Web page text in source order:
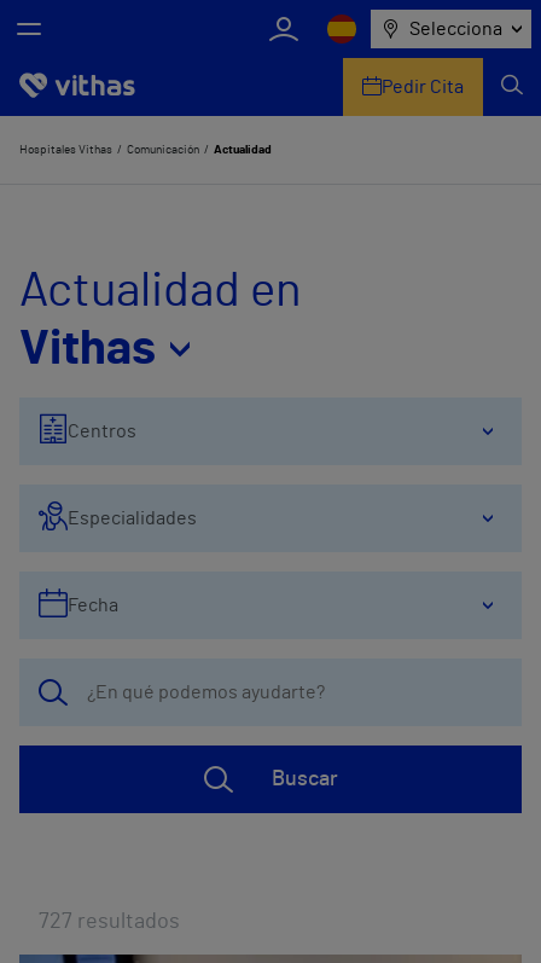
Selecciona
Nosotros
Comunicación
Pedir Cita
Hospitales Vithas Comunicación Actualidad
Actualidad en
Vithas
Centros
Especialidades
Fecha
Buscar
727 resultados